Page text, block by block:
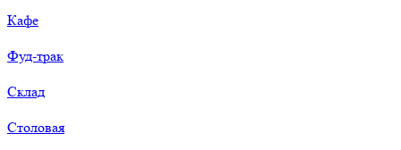
Кафе
Фуд-трак
Склад
Столовая